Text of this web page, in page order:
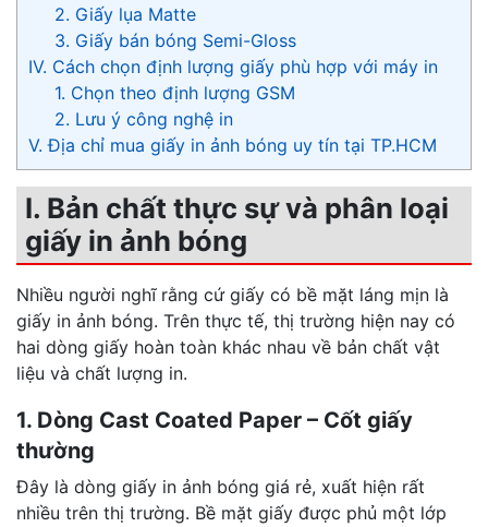
2. Giấy lụa Matte
3. Giấy bán bóng Semi-Gloss
IV. Cách chọn định lượng giấy phù hợp với máy in
1. Chọn theo định lượng GSM
2. Lưu ý công nghệ in
V. Địa chỉ mua giấy in ảnh bóng uy tín tại TP.HCM
I. Bản chất thực sự và phân loại
giấy in ảnh bóng
Nhiều người nghĩ rằng cứ giấy có bề mặt láng mịn là
giấy in ảnh bóng. Trên thực tế, thị trường hiện nay có
hai dòng giấy hoàn toàn khác nhau về bản chất vật
liệu và chất lượng in.
1. Dòng Cast Coated Paper – Cốt giấy
thường
Đây là dòng giấy in ảnh bóng giá rẻ, xuất hiện rất
nhiều trên thị trường. Bề mặt giấy được phủ một lớp